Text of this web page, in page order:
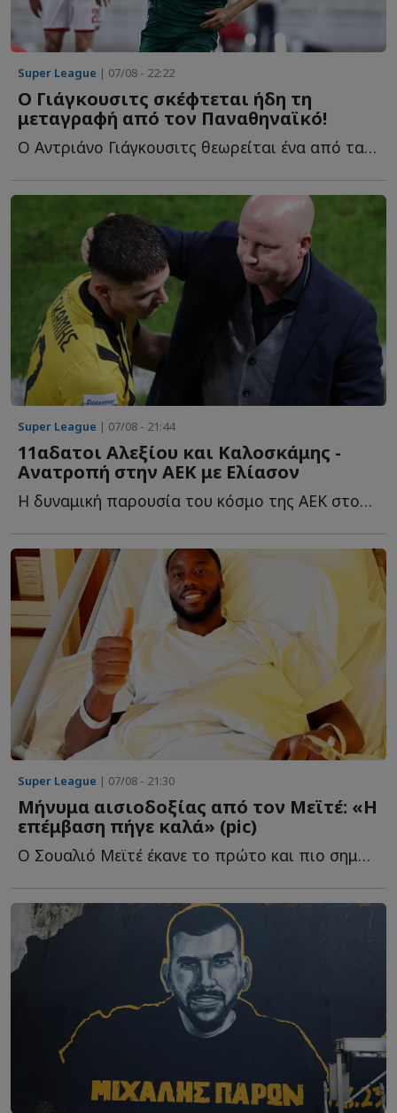
Super League | 07/08 - 22:22
Ο Γιάγκουσιτς σκέφτεται ήδη τη
μεταγραφή από τον Παναθηναϊκό!
Ο Αντριάνο Γιάγκουσιτς θεωρείται ένα από τα μεγαλύτερα π...
Super League | 07/08 - 21:44
11αδατοι Αλεξίου και Καλοσκάμης -
Ανατροπή στην ΑΕΚ με Ελίασον
Η δυναμική παρουσία του κόσμο της ΑΕΚ στον τελικό του Su...
Super League | 07/08 - 21:30
Μήνυμα αισιοδοξίας από τον Μεϊτέ: «Η
επέμβαση πήγε καλά» (pic)
Ο Σουαλιό Μεϊτέ έκανε το πρώτο και πιο σημαντικό βήμα σ...